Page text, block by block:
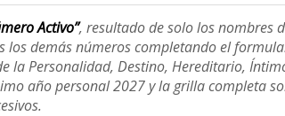
Activo”, resultado de solo los nombres
los demás números completando el
la Personalidad, Destino, Hereditario,
año personal 2027 y la grilla completa